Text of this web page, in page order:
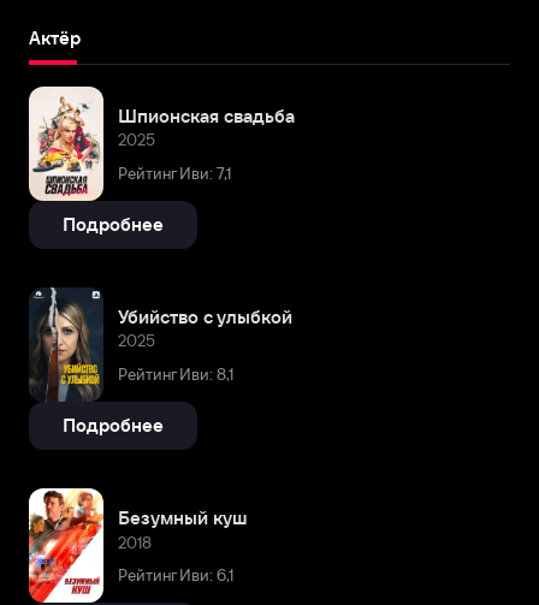
Актёр
Шпионская свадьба
2025
Рейтинг Иви: 7,1
Подробнее
Убийство с улыбкой
2025
Рейтинг Иви: 8,1
Подробнее
Безумный куш
2018
Рейтинг Иви: 6,1